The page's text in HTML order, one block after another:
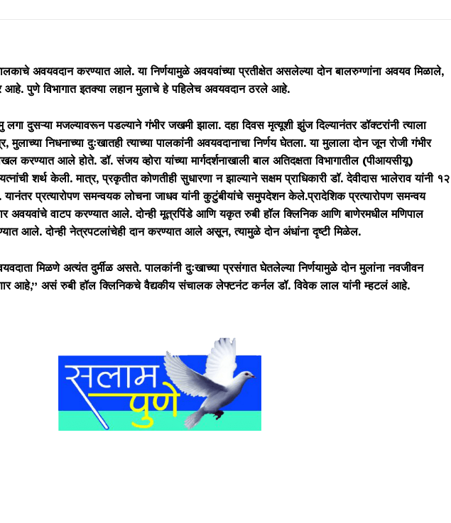
अवयवदान करण्यात आले. या निर्णयामुळे अवयवांच्या प्रतीक्षेत असलेल्या दोन बालरुग्णांना अवयव मिळाले,
आहे. पुणे विभागात इतक्या लहान मुलाचे हे पहिलेच अवयवदान ठरले आहे.
लगा दुसऱ्या मजल्यावरून पडल्याने गंभीर जखमी झाला. दहा दिवस मृत्यूशी झुंज दिल्यानंतर डॉक्टरांनी त्याला
निधनाच्या दुःखातही त्याच्या पालकांनी अवयवदानाचा निर्णय घेतला. या मुलाला दोन जून रोजी गंभीर
आले होते. डॉ. संजय व्होरा यांच्या मार्गदर्शनाखाली बाल अतिदक्षता विभागातील (पीआयसीयू)
शर्थ केली. मात्र, प्रकृतीत कोणतीही सुधारणा न झाल्याने सक्षम प्राधिकारी डॉ. देवीदास भालेराव यांनी १२
प्रत्यारोपण समन्वयक लोचना जाधव यांनी कुटुंबीयांचे समुपदेशन केले.प्रादेशिक प्रत्यारोपण समन्वय
अवयवांचे वाटप करण्यात आले. दोन्ही मूत्रपिंडे आणि यकृत रुबी हॉल क्लिनिक आणि बाणेरमधील मणिपाल
आले. दोन्ही नेत्रपटलांचेही दान करण्यात आले असून, त्यामुळे दोन अंधांना दृष्टी मिळेल.
मिळणे अत्यंत दुर्मीळ असते. पालकांनी दुःखाच्या प्रसंगात घेतलेल्या निर्णयामुळे दोन मुलांना नवजीवन
आहे,” असं रुबी हॉल क्लिनिकचे वैद्यकीय संचालक लेफ्टनंट कर्नल डॉ. विवेक लाल यांनी म्हटलं आहे.